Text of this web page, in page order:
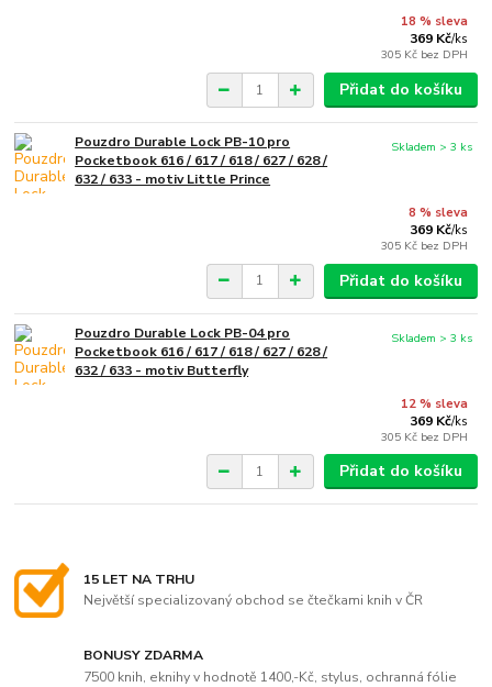
18 % sleva
369 Kč/ks
305 Kč bez DPH
Přidat do košíku
Pouzdro Durable Lock PB-10 pro
Pocketbook 616 / 617 / 618 / 627 / 628 /
632 / 633 - motiv Little Prince
8 % sleva
369 Kč/ks
305 Kč bez DPH
Skladem > 3 ks
Přidat do košíku
Pouzdro Durable Lock PB-04 pro
Pocketbook 616 / 617 / 618 / 627 / 628 /
632 / 633 - motiv Butterfly
12 % sleva
369 Kč/ks
305 Kč bez DPH
Skladem > 3 ks
Přidat do košíku
15 LET NA TRHU
Největší specializovaný obchod se čtečkami knih v ČR
BONUSY ZDARMA
7500 knih, eknihy v hodnotě 1400,-Kč, stylus, ochranná fólie